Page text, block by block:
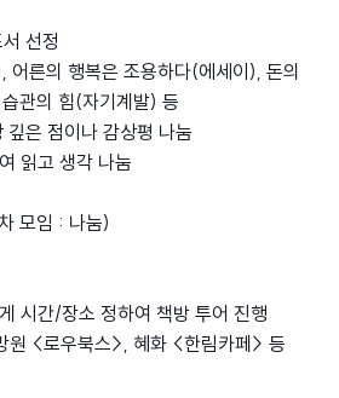
선정
른의 행복은 조용하다(에세이), 돈의
관의 힘(자기계발) 등
은 점이나 감상평 나눔
읽고 생각 나눔
모임 : 나눔)
시간/장소 정하여 책방 투어 진행
원 <로우북스>, 혜화 <한림카페> 등